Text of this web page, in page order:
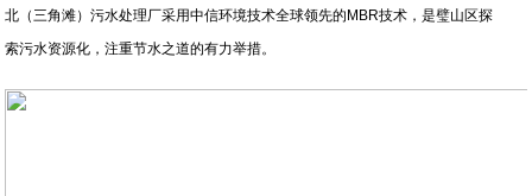
北（三角滩）污水处理厂采用中信环境技术全球领先的MBR技术，是璧山区探
索污水资源化，注重节水之道的有力举措。